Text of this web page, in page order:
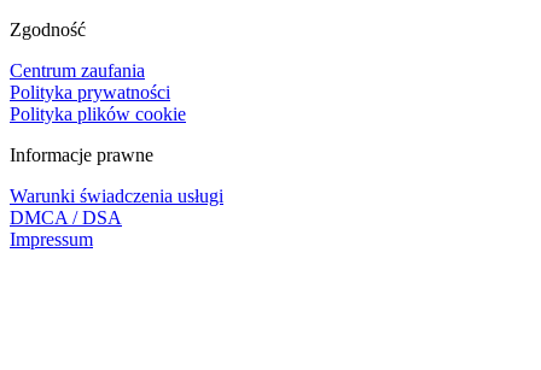
Zgodność
Centrum zaufania
Polityka prywatności
Polityka plików cookie
Informacje prawne
Warunki świadczenia usługi
DMCA / DSA
Impressum